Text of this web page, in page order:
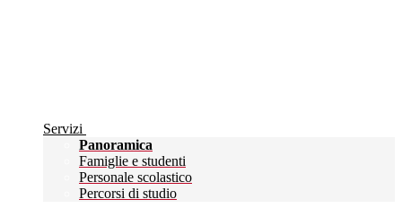
Servizi
Panoramica
Famiglie e studenti
Personale scolastico
Percorsi di studio